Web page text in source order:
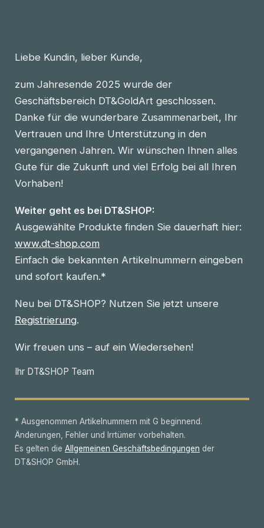
Liebe Kundin, lieber Kunde,
zum Jahresende 2025 wurde der
Geschäftsbereich DT&GoldArt geschlossen.
Danke für die wunderbare Zusammenarbeit, Ihr
Vertrauen und Ihre Unterstützung in den
vergangenen Jahren. Wir wünschen Ihnen alles
Gute für die Zukunft und viel Erfolg bei all Ihren
Vorhaben!
Weiter geht es bei DT&SHOP:
Ausgewählte Produkte finden Sie dauerhaft hier:
www.dt-shop.com
Einfach die bekannten Artikelnummern eingeben
und sofort kaufen.*
Neu bei DT&SHOP? Nutzen Sie jetzt unsere
Registrierung.
Wir freuen uns – auf ein Wiedersehen!
Ihr DT&SHOP Team
* Ausgenommen Artikelnummern mit G beginnend.
Änderungen, Fehler und Irrtümer vorbehalten.
Es gelten die Allgemeinen Geschäftsbedingungen der
DT&SHOP GmbH.